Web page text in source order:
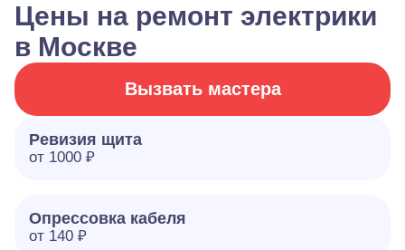
Цены на ремонт электрики
в Москве
Вызвать мастера
Ревизия щита
от 1000 ₽
Опрессовка кабеля
от 140 ₽